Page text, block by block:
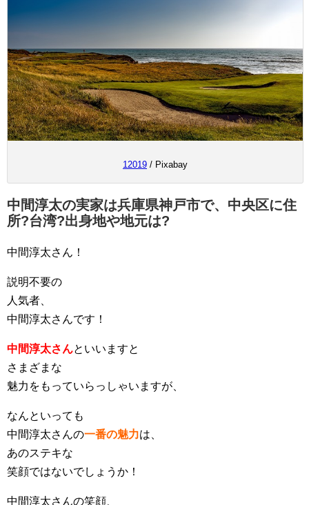
12019 / Pixabay
中間淳太の実家は兵庫県神戸市で、中央区に住
所?台湾?出身地や地元は?
中間淳太さん！
説明不要の
人気者、
中間淳太さんです！
中間淳太さんといいますと
さまざまな
魅力をもっていらっしゃいますが、
なんといっても
中間淳太さんの一番の魅力は、
あのステキな
笑顔ではないでしょうか！
中間淳太さんの笑顔、